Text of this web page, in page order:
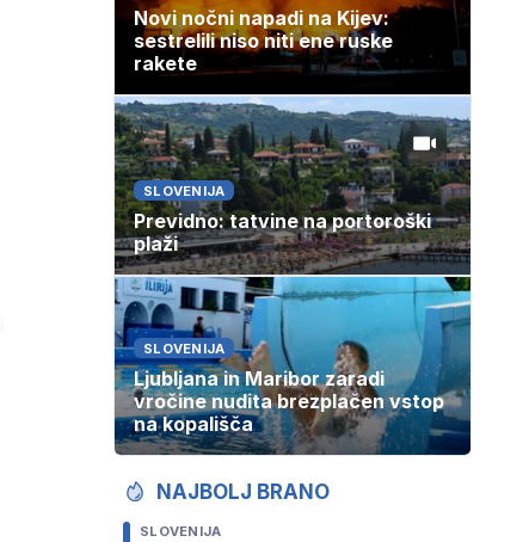
Novi nočni napadi na Kijev:
sestrelili niso niti ene ruske
rakete
SLOVENIJA
Previdno: tatvine na portoroški
plaži
SLOVENIJA
Ljubljana in Maribor zaradi
vročine nudita brezplačen vstop
na kopališča
NAJBOLJ BRANO
SLOVENIJA